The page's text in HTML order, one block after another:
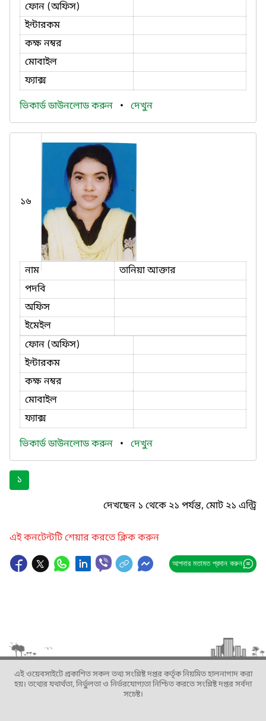
ফোন (অফিস)
ইন্টারকম
কক্ষ নম্বর
মোবাইল
ফ্যাক্স
ভিকার্ড ডাউনলোড করুন • দেখুন
১৬
নাম
তানিয়া আক্তার
পদবি
অফিস
ইমেইল
ফোন (অফিস)
ইন্টারকম
কক্ষ নম্বর
মোবাইল
ফ্যাক্স
ভিকার্ড ডাউনলোড করুন • দেখুন
১
দেখছেন ১ থেকে ২১ পর্যন্ত, মোট ২১ এন্ট্রি
এই কনটেন্টটি শেয়ার করতে ক্লিক করুন
আপনার মতামত প্রদান করুন
এই ওয়েবসাইটে প্রকাশিত সকল তথ্য সংশ্লিষ্ট দপ্তর কর্তৃক নিয়মিত হালনাগাদ করা
হয়। তথ্যের যথার্থতা, নির্ভুলতা ও নির্ভরযোগ্যতা নিশ্চিত করতে সংশ্লিষ্ট দপ্তর সর্বদা
সচেষ্ট।